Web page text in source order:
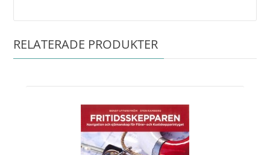
RELATERADE PRODUKTER